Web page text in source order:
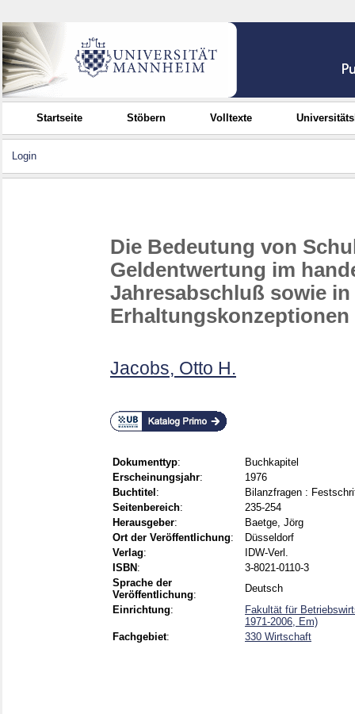
Startseite Stöbern Volltexte
Login
Die Bedeutung von
Geldentwertung im
Jahresabschluß sowie
Erhaltungskonzeptionen
Jacobs, Otto H.
Dokumenttyp:
Buchkapitel
Erscheinungsjahr:
1976
Buchtitel :
Bilanzfragen :
Seitenbereich:
235-254
Herausgeber:
Baetge, Jörg
Ort der Veröffentlichung:
Düsseldorf
Verlag:
IDW-Verl.
ISBN :
3-8021-0110-3
Sprache der
Veröffentlichung:
Deutsch
Einrichtung:
Fakultät für
1971-2006, Em)
Fachgebiet: 330 Wirtschaft